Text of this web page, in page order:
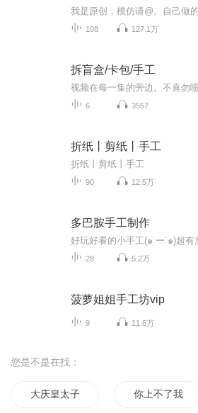
108 127.1万
拆盲盒/卡包/手工
6 3557
折纸丨剪纸丨手工
折纸丨剪纸丨手工
90 12.5万
多巴胺手工制作
28 5.2万
菠萝姐姐手工坊vip
9 11.8万
您是不是在找：
大庆皇太子 你上不了我的船